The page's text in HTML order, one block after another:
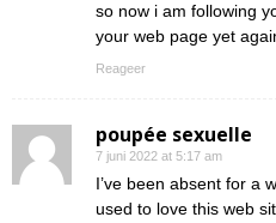
so now i am following
your web page yet
Reageer
poupée sexuelle
7 juni 2022 at 5:17 am
I’ve been absent for a
used to love this web